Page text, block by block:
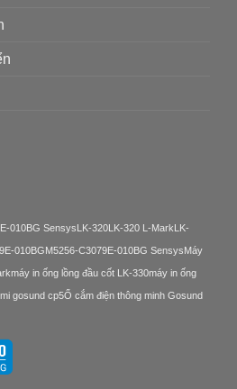
010BG SensysLK-320LK-320 L-MarkLK-
010BGM5256-C3079E-010BG SensysMáy
máy in ống lồng đầu cốt LK-330máy in ống
gosund cp5Ổ cắm điện thông minh Gosund